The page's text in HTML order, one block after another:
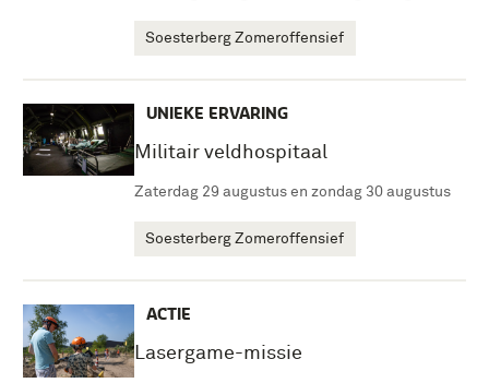
Soesterberg Zomeroffensief
UNIEKE ERVARING
Militair veldhospitaal
Zaterdag 29 augustus en zondag 30 augustus
Soesterberg Zomeroffensief
ACTIE
Lasergame-missie